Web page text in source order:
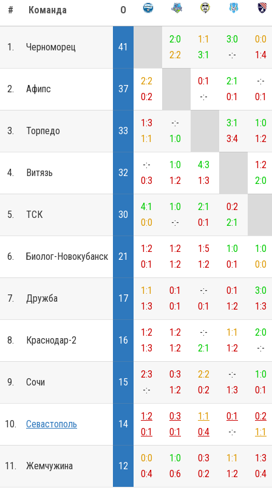
# Команда О
1. Черноморец 41
2:0
2:2
1:1
3:1
3:0
-:-
0:0
1:4
2. Афипс 37
2:2
0:2
0:1
-:-
2:1
0:1
-:-
0:1
3. Торпедо 33
1:3
1:1
-:-
1:0
3:1
3:4
1:0
1:2
4. Витязь 32
-:-
0:3
1:0
1:2
4:3
1:3
1:2
2:0
5. ТСК 30
4:1
0:0
1:0
-:-
2:1
0:1
0:2
2:1
6. Биолог-Новокубанск 21
1:2
0:1
1:2
1:2
1:5
1:2
1:0
0:1
1:0
0:0
7. Дружба 17
1:1
1:3
0:1
0:1
-:-
0:1
0:1
1:2
3:0
1:3
8. Краснодар-2 16
1:2
1:3
1:2
1:2
-:-
2:1
1:1
1:2
2:0
-:-
9. Сочи 15
2:3
-:-
0:3
1:2
2:2
0:2
-:-
1:3
1:0
0:1
10. Севастополь 14
1:2
0:1
0:3
0:1
1:1
0:4
0:1
-:-
0:2
1:1
11. Жемчужина 12
0:0
0:4
1:0
0:6
0:3
0:2
1:1
1:2
1:3
0:4